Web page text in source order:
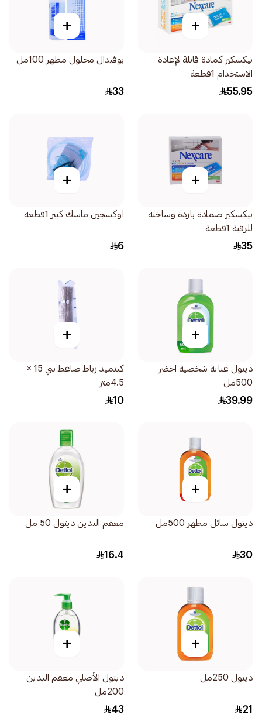
+
نيكسكير كمادة قابلة لإعادة
الاستخدام 1قطعة
55.95
+
بوفيدال محلول مطهر 100مل
33
+
نيكسكير ضمادة باردة وساخنة
للرقبة 1قطعة
35
+
اوكسجين ماسك كبير 1قطعة
6
+
ديتول عناية شخصية اخضر
500مل
39.99
+
كينميد رباط ضاغط بني 15 ×
4.5متر
10
+
ديتول سائل مطهر 500مل
30
+
معقم اليدين ديتول 50 مل
16.4
+
ديتول 250مل
21
+
ديتول الأصلي معقم اليدين
200مل
43